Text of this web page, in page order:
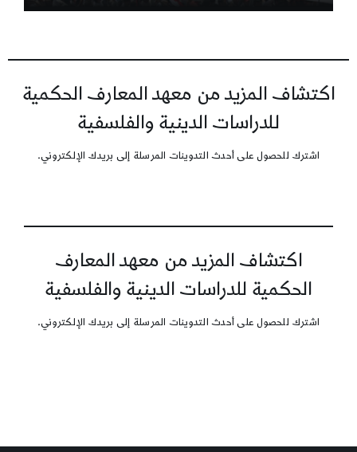
اكتشاف المزيد من معهد المعارف الحكمية
للدراسات الدينية والفلسفية
اشترك للحصول على أحدث التدوينات المرسلة إلى بريدك الإلكتروني.
اكتشاف المزيد من معهد المعارف
الحكمية للدراسات الدينية والفلسفية
اشترك للحصول على أحدث التدوينات المرسلة إلى بريدك الإلكتروني.